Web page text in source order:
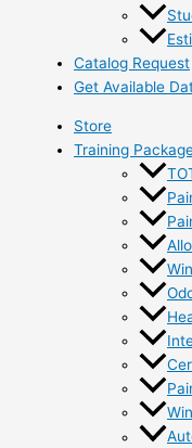
Catalog Request
Get Available
Store
Training